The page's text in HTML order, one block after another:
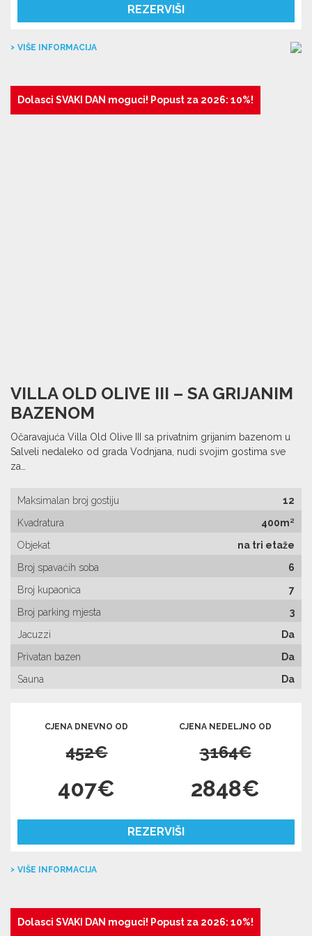
REZERVIŠI
VIŠE INFORMACIJA
Dolasci SVAKI DAN moguci! Popust za 2026: 10%!
VILLA OLD OLIVE III – SA GRIJANIM
BAZENOM
Očaravajuća Villa Old Olive III sa privatnim grijanim bazenom u
Salveli nedaleko od grada Vodnjana, nudi svojim gostima sve
za…
Maksimalan broj gostiju
12
Kvadratura
400m²
Objekat
na tri etaže
Broj spavaćih soba
6
Broj kupaonica
7
Broj parking mjesta
3
Jacuzzi
Da
Privatan bazen
Da
Sauna
Da
CJENA DNEVNO OD
452€
CJENA NEDELJNO OD
3164€
407€ 2848€
REZERVIŠI
VIŠE INFORMACIJA
Dolasci SVAKI DAN moguci! Popust za 2026: 10%!